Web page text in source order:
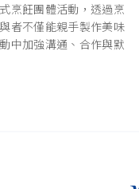
烹飪團體活動，透過烹
者不僅能親手製作美味
中加強溝通、合作與默